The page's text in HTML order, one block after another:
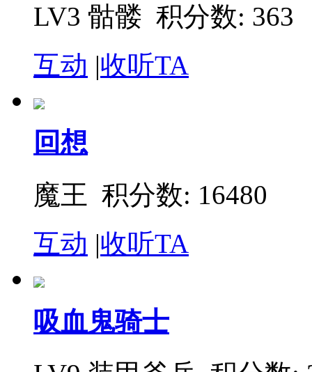
LV3 骷髅 积分数: 363
互动 |收听TA
回想
魔王 积分数: 16480
互动 |收听TA
吸血鬼骑士